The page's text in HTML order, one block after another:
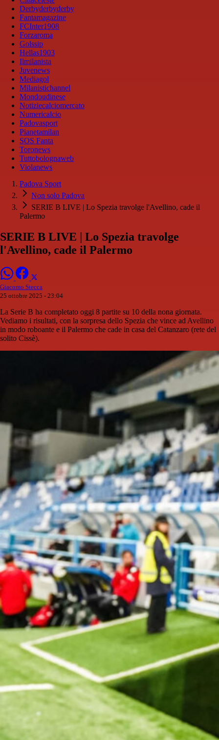
Derbyderbyderby
Fantamagazine
FCInter1908
Forzaroma
Golssip
Hellas1903
Ilmilanista
Juvenews
Mediagol
Milanistichannel
Mondoudinese
Notiziecalciomercato
Numericalcio
Padovasport
Pianetamilan
SOS Fanta
Toronews
Tuttobolognaweb
Violanews
Padova Sport
Non solo Padova
SERIE B LIVE | Lo Spezia travolge l'Avellino, cade il
Palermo
SERIE B LIVE | Lo Spezia travolge
l'Avellino, cade il Palermo
Giacomo Stecca
25 ottobre 2025 - 23:04
La Serie B ha completato oggi 8 partite su 10 della nona giornata.
Vediamo i risultati, con la sorpresa dello Spezia che vince ad Avellino
in modo roboante e il Palermo che cade in casa del Catanzaro (rete del
solito Cissè).